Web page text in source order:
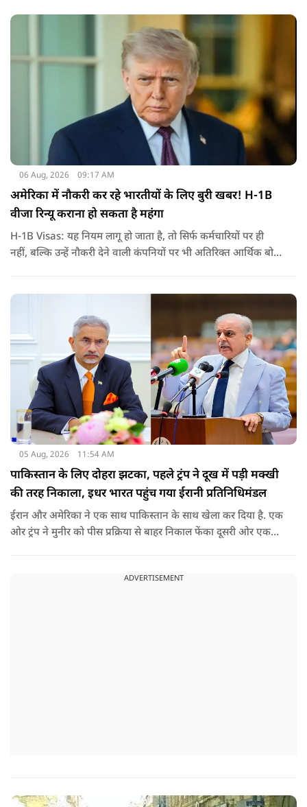
जरिए संबोधन दिया था.
06 Aug, 2026 09:17 AM
अमेरिका में नौकरी कर रहे भारतीयों के लिए बुरी खबर! H-1B
वीजा रिन्यू कराना हो सकता है महंगा
H-1B Visas: यह नियम लागू हो जाता है, तो सिर्फ कर्मचारियों पर ही
नहीं, बल्कि उन्हें नौकरी देने वाली कंपनियों पर भी अतिरिक्त आर्थिक बोझ
वीजा का समय-समय पर नवीनीकरण कराते हैं.
05 Aug, 2026 11:54 AM
पाकिस्तान के लिए दोहरा झटका, पहले ट्रंप ने दूख में पड़ी मक्खी
की तरह निकाला, इधर भारत पहुंच गया ईरानी प्रतिनिधिमंडल
ईरान और अमेरिका ने एक साथ पाकिस्तान के साथ खेला कर दिया है. एक
ओर ट्रंप ने मुनीर को पीस प्रक्रिया से बाहर निकाल फेंका दूसरी ओर एक
ADVERTISEMENT